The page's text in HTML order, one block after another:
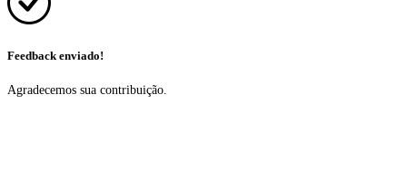
Feedback enviado!
Agradecemos sua contribuição.